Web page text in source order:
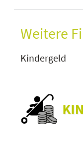
Weitere
Kindergeld